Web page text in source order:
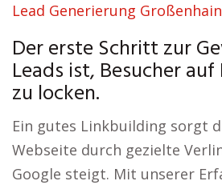
Lead Generierung Großenhain
Der erste Schritt zur
Leads ist, Besucher
zu locken.
Ein gutes Linkbuilding sorgt
Webseite durch gezielte
Google steigt. Mit unserer